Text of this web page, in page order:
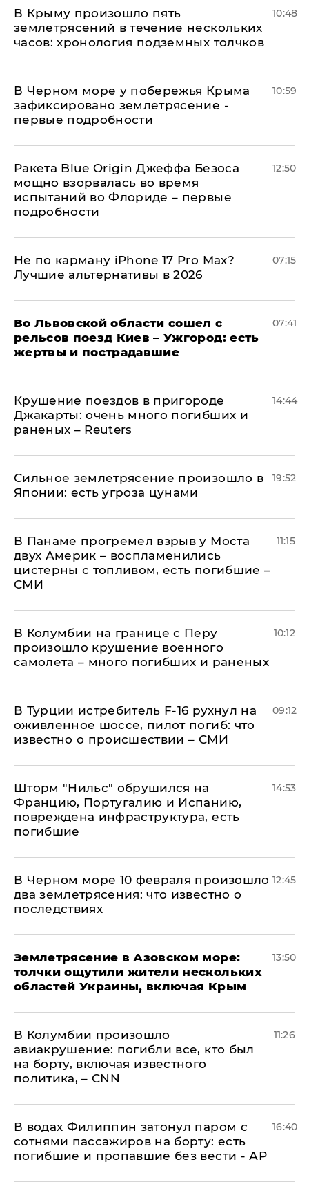
В Крыму произошло пять
землетрясений в течение нескольких
часов: хронология подземных толчков
10:48
В Черном море у побережья Крыма
зафиксировано землетрясение -
первые подробности
10:59
Ракета Blue Origin Джеффа Безоса
мощно взорвалась во время
испытаний во Флориде – первые
подробности
12:50
Не по карману iPhone 17 Pro Max?
Лучшие альтернативы в 2026
07:15
Во Львовской области сошел с
рельсов поезд Киев – Ужгород: есть
жертвы и пострадавшие
07:41
Крушение поездов в пригороде
Джакарты: очень много погибших и
раненых – Reuters
14:44
Сильное землетрясение произошло в
Японии: есть угроза цунами
19:52
В Панаме прогремел взрыв у Моста
двух Америк – воспламенились
цистерны с топливом, есть погибшие –
СМИ
11:15
В Колумбии на границе с Перу
произошло крушение военного
самолета – много погибших и раненых
10:12
В Турции истребитель F-16 рухнул на
оживленное шоссе, пилот погиб: что
известно о происшествии – СМИ
09:12
Шторм "Нильс" обрушился на
Францию, Португалию и Испанию,
повреждена инфраструктура, есть
погибшие
14:53
В Черном море 10 февраля произошло
два землетрясения: что известно о
последствиях
12:45
Землетрясение в Азовском море:
толчки ощутили жители нескольких
областей Украины, включая Крым
13:50
В Колумбии произошло
авиакрушение: погибли все, кто был
на борту, включая известного
политика, – CNN
11:26
В водах Филиппин затонул паром с
сотнями пассажиров на борту: есть
погибшие и пропавшие без вести - АР
16:40